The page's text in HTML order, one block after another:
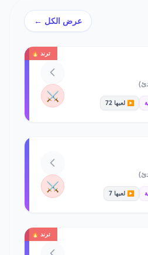
عرض الكل ←
ترند 🔥
▶️ لعبها 72 ⚔️
▶️ لعبها 7 ⚔️
ترند 🔥